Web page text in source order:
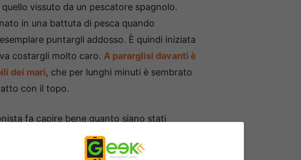
vissuto da un pescatore spagnolo.
in una battuta di pesca quando
puntargli addosso. È quindi iniziata
costargli molto caro. A pararglisi davanti è
dei mari, che per lunghi minuti è sembrato
con il topo.
fa capire bene quanto siano stati
temuto di morire per colpa dell’attacco della
ha voluto allontanarsi dalla piccola